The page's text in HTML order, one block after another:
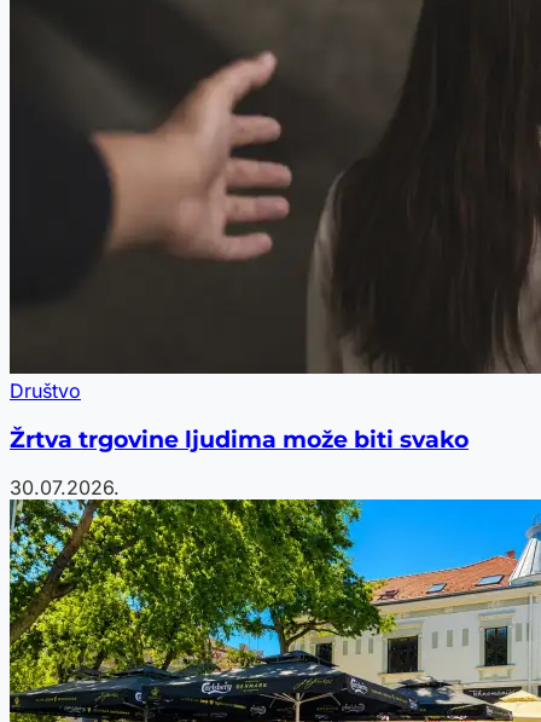
Društvo
Žrtva trgovine ljudima može biti svako
30.07.2026.